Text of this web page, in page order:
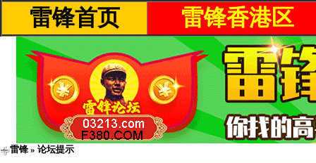
雷锋首页 雷锋香港区
雷锋 » 论坛提示